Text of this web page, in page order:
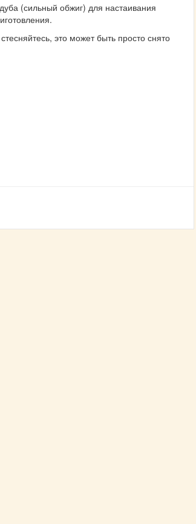
(сильный обжиг) для настаивания
это может быть просто снято